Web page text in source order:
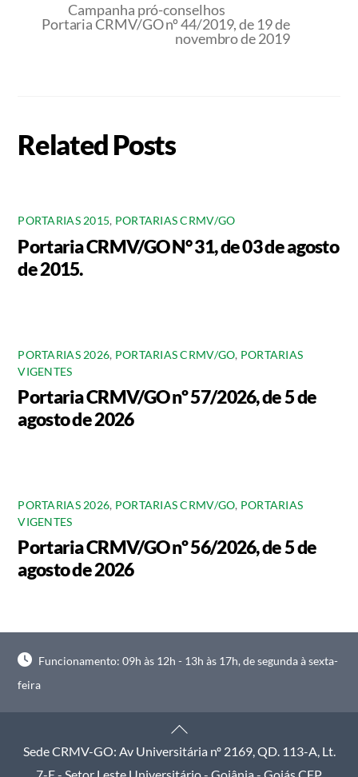
Campanha pró-conselhos
Portaria CRMV/GO nº 44/2019, de 19 de
novembro de 2019
Related Posts
PORTARIAS 2015, PORTARIAS CRMV/GO
Portaria CRMV/GO N° 31, de 03 de agosto
de 2015.
PORTARIAS 2026, PORTARIAS CRMV/GO, PORTARIAS
VIGENTES
Portaria CRMV/GO nº 57/2026, de 5 de
agosto de 2026
PORTARIAS 2026, PORTARIAS CRMV/GO, PORTARIAS
VIGENTES
Portaria CRMV/GO nº 56/2026, de 5 de
agosto de 2026
Funcionamento: 09h às 12h - 13h às 17h, de segunda à sexta-
feira
Back
To
Top
Sede CRMV-GO: Av Universitária nº 2169, QD. 113-A, Lt.